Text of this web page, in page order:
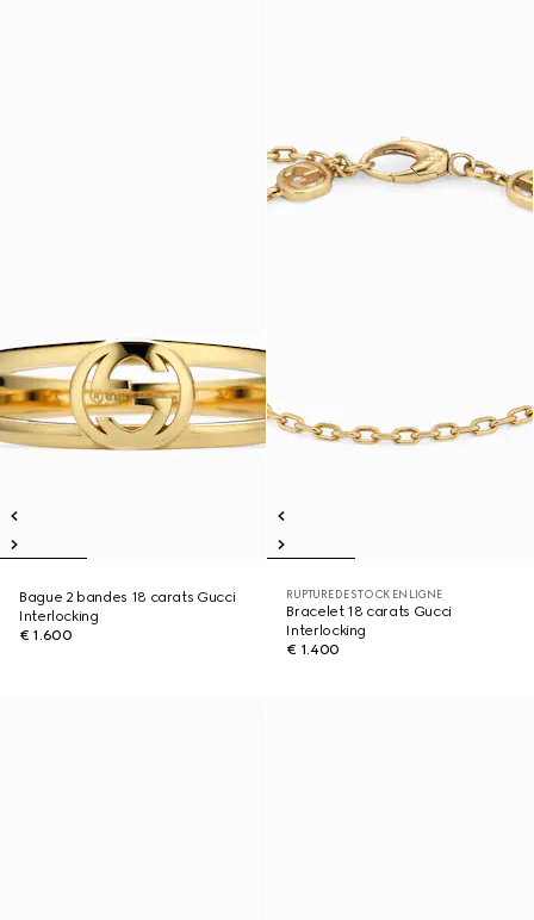
Bague 2 bandes 18 carats Gucci
Interlocking
€ 1.600
RUPTURE DE STOCK EN LIGNE
Bracelet 18 carats Gucci
Interlocking
€ 1.400